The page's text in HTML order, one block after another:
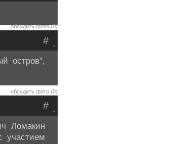
обсудить фото (0)
.
#
остров",
обсудить фото (0)
.
#
Ломакин
участием